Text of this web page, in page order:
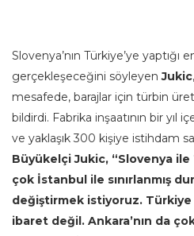
Slovenya’nın Türkiye’ye yaptığı
gerçekleşeceğini söyleyenJukic
mesafede, barajlar için türbin
bildirdi. Fabrika inşaatının bir yıl
ve yaklaşık 300 kişiye istihdam
Büyükelçi Jukic, “Slovenya
çok İstanbul ile sınırlanmış
değiştirmek istiyoruz. Türkiye
ibaret değil. Ankara’nın da